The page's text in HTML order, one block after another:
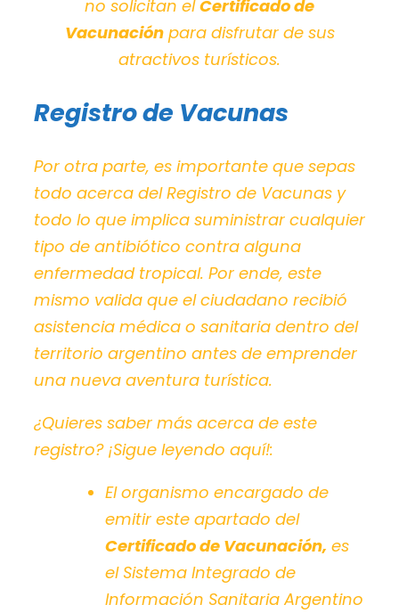
no solicitan elCertificado de
Vacunación para disfrutar de sus
atractivos turísticos.
Registro de Vacunas
Por otra parte, es importante que sepas
todo acerca del Registro de Vacunas y
todo lo que implica suministrar cualquier
tipo de antibiótico contra alguna
enfermedad tropical. Por ende, este
mismo valida que el ciudadano recibió
asistencia médica o sanitaria dentro del
territorio argentino antes de emprender
una nueva aventura turística.
¿Quieres saber más acerca de este
registro? ¡Sigue leyendo aquí!:
El organismo encargado de
emitir este apartado del
Certificado de Vacunación, es
el Sistema Integrado de
Información Sanitaria Argentino